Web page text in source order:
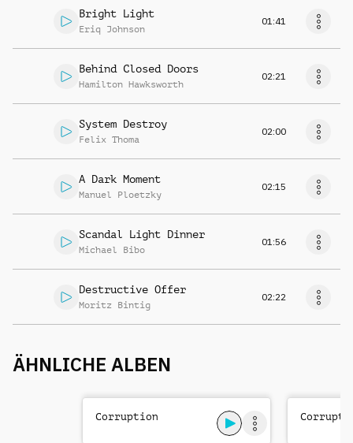
Bright Light
Eriq Johnson
01:41
Behind Closed Doors
Hamilton Hawksworth
02:21
System Destroy
Felix Thoma
02:00
A Dark Moment
Manuel Ploetzky
02:15
Scandal Light Dinner
Michael Bibo
01:56
Destructive Offer
Moritz Bintig
02:22
ÄHNLICHE ALBEN
Corruption